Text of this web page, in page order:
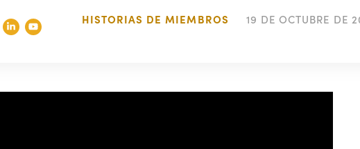
HISTORIAS DE MIEMBROS 19 DE OCTUBRE DE